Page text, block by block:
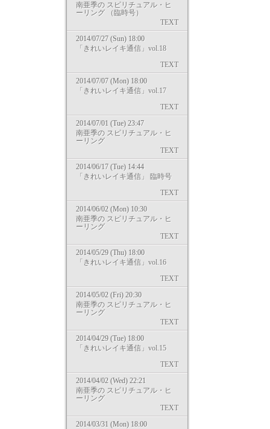
南亜季の スピリチュアル・ヒ
ーリング （臨時号）
TEXT
2014/07/27 (Sun) 18:00
「きれいレイキ通信」vol.18
TEXT
2014/07/07 (Mon) 18:00
「きれいレイキ通信」vol.17
TEXT
2014/07/01 (Tue) 23:47
南亜季の スピリチュアル・ヒ
ーリング
TEXT
2014/06/17 (Tue) 14:44
「きれいレイキ通信」 臨時号
TEXT
2014/06/02 (Mon) 10:30
南亜季の スピリチュアル・ヒ
ーリング
TEXT
2014/05/29 (Thu) 18:00
「きれいレイキ通信」vol.16
TEXT
2014/05/02 (Fri) 20:30
南亜季の スピリチュアル・ヒ
ーリング
TEXT
2014/04/29 (Tue) 18:00
「きれいレイキ通信」vol.15
TEXT
2014/04/02 (Wed) 22:21
南亜季の スピリチュアル・ヒ
ーリング
TEXT
2014/03/31 (Mon) 18:00